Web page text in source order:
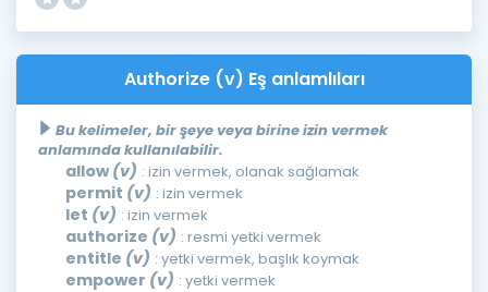
Authorize (v) Eş anlamlıları
Bu kelimeler, bir şeye veya birine izin vermek
anlamında kullanılabilir.
allow(v) : izin vermek, olanak sağlamak
permit (v) : izin vermek
let (v) : izin vermek
authorize (v) : resmi yetki vermek
entitle (v) : yetki vermek, başlık koymak
empower (v) : yetki vermek